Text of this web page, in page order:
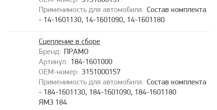
Состав комплекта
- 14-1601130, 14-1601090, 14-1601180
ПРАМО
184-1601000
3151000157
Сцепление в сборе
Состав комплекта
- 184-1601130, 184-1601090, 184-1601180
ЯМЗ 184